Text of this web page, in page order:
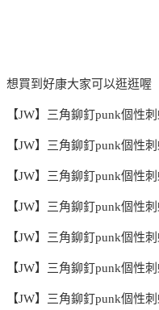
想買到好康大家可以逛逛喔
【JW】三角鉚釘punk個性
【JW】三角鉚釘punk個性
【JW】三角鉚釘punk個性
【JW】三角鉚釘punk個性
【JW】三角鉚釘punk個性
【JW】三角鉚釘punk個性
【JW】三角鉚釘punk個性